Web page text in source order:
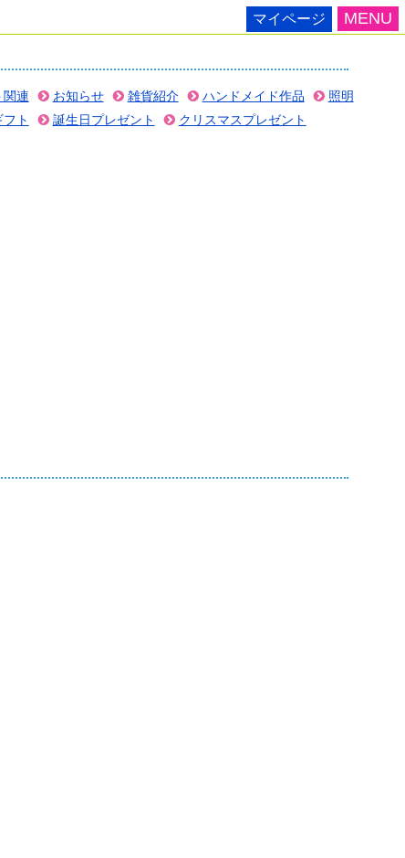
MENU
マイページ
関連 お知らせ 雑貨紹介 ハンドメイド作品
照明
ト 誕生日プレゼント
クリスマスプレゼント